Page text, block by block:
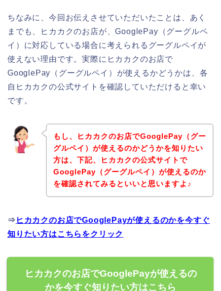
ちなみに、今回お伝えさせていただいたことは、あく
までも、ヒカカクのお店が、GooglePay（グーグルペ
イ）に対応している場合に考えられるグーグルペイが
使えない理由です。実際にヒカカクのお店で
GooglePay（グーグルペイ）が使えるかどうかは、各
自ヒカカクの公式サイトを確認していただけると幸い
です。
もし、ヒカカクのお店でGooglePay（グー
グルペイ）が使えるのかどうかを知りたい
方は、下記、ヒカカクの公式サイトで
GooglePay（グーグルペイ）が使えるのか
を確認されてみるといいと思いますよ♪
⇒ ヒカカクのお店でGooglePayが使えるのかを今すぐ
知りたい方はこちらをクリック
ヒカカクのお店でGooglePayが使えるの
かを今すぐ知りたい方はこちら